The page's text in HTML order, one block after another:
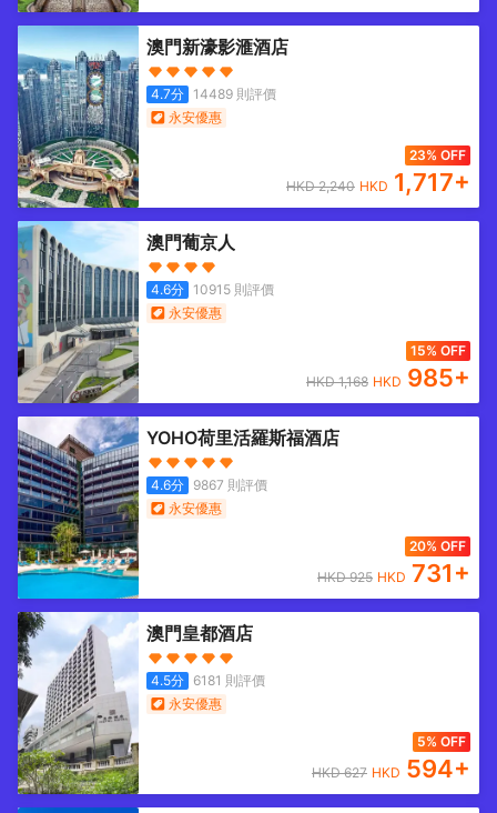
澳門新濠影滙酒店
4.7分 14489則評價
永安優惠
23% OFF
HKD2,240 HKD 1,717+
澳門葡京人
4.6分 10915則評價
永安優惠
15% OFF
HKD1,168 HKD 985+
YOHO荷里活羅斯福酒店
4.6分 9867 則評價
永安優惠
20% OFF
HKD925 HKD 731+
澳門皇都酒店
4.5分 6181 則評價
永安優惠
5% OFF
HKD627 HKD 594+